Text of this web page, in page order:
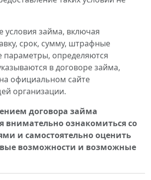
условия займа, включая
срок, сумму, штрафные
параметры, определяются
в договоре займа,
официальном сайте
организации.
договора займа
внимательно ознакомиться со
и самостоятельно оценить
возможности и возможные